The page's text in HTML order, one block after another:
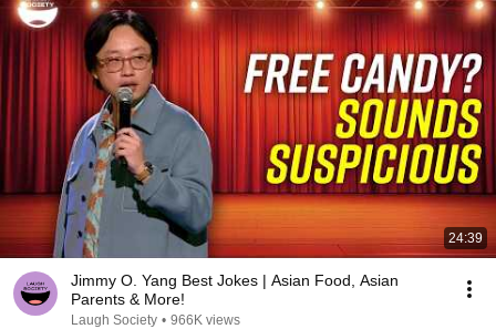
24:39
Jimmy O. Yang Best Jokes | Asian Food, Asian
Parents & More!
Laugh Society • 966K views